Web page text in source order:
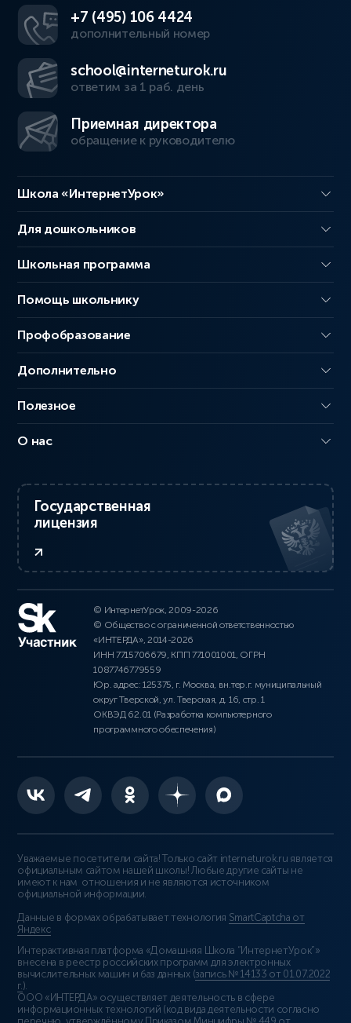
+7 (495) 106 4424
дополнительный номер
school@interneturok.ru
ответим за 1 раб. день
Приемная директора
обращение к руководителю
Школа «ИнтернетУрок»
Для дошкольников
Школьная программа
Помощь школьнику
Профобразование
Дополнительно
Полезное
О нас
Государственная
лицензия
© ИнтернетУрок, 2009-2026
© Общество с ограниченной ответственностью
«ИНТЕРДА», 2014-2026
ИНН 7715706679, КПП 771001001, ОГРН
1087746779559
Юр. адрес: 125375, г. Москва, вн.тер.г. муниципальный
округ Тверской, ул. Тверская, д. 16, стр. 1
ОКВЭД 62.01 (Разработка компьютерного
программного обеспечения)
Уважаемые посетители сайта! Только сайт interneturok.ru является
официальным сайтом нашей школы! Любые другие сайты не
имеют к нам отношения и не являются источником
официальной информации.
Данные в формах обрабатывает технология SmartCaptcha от
Яндекс
Интерактивная платформа «Домашняя Школа “ИнтернетУрок”»
внесена в реестр российских программ для электронных
вычислительных машин и баз данных (запись № 14133 от 01.07.2022
г.).
ООО «ИНТЕРДА» осуществляет деятельность в сфере
информационных технологий (код вида деятельности согласно